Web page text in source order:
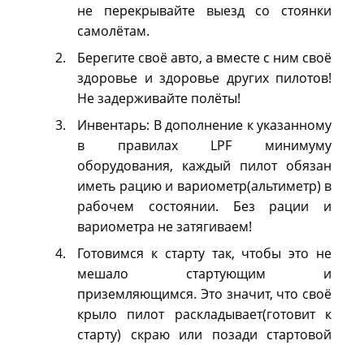
не перекрывайте выезд со стоянки
самолётам.
Берегите своё авто, а вместе с ним своё
здоровье и здоровье других пилотов!
Не задерживайте полёты!
Инвентарь: В дополнение к указанному
в правилах LPF минимуму
оборудования, каждый пилот обязан
иметь рацию и вариометр(альтиметр) в
рабочем состоянии. Без рации и
вариометра не затягиваем!
Готовимся к старту так, чтобы это не
мешало стартующим и
приземляющимся. Это значит, что своё
крыло пилот раскладывает(готовит к
старту) скраю или позади стартовой